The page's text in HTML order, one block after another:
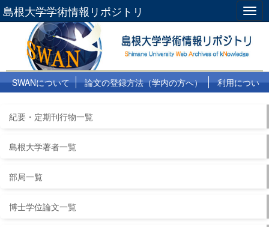
島根大学学術情報リポジトリ
SWANについて 論文の登録方法（学内の方へ）
利用につい
紀要・定期刊行物一覧
島根大学著者一覧
部局一覧
博士学位論文一覧